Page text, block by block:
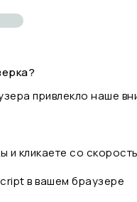
привлекло наше
и кликаете со
в вашем браузере